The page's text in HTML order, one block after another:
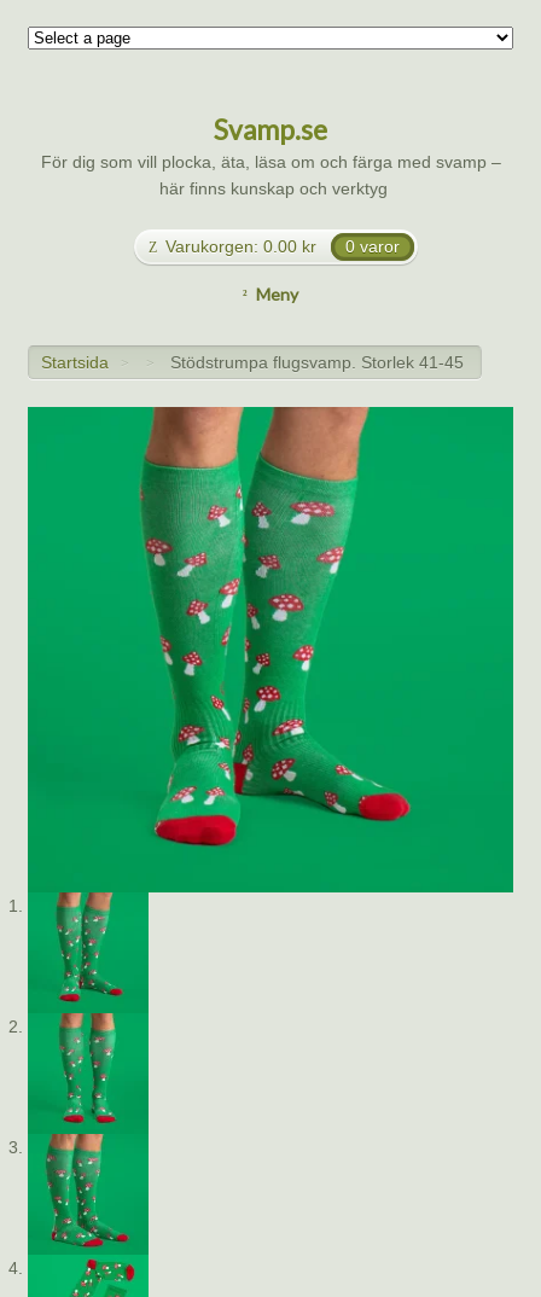
Svamp.se
För dig som vill plocka, äta, läsa om och färga med svamp –
här finns kunskap och verktyg
Varukorgen: 0.00 kr 0 varor
Meny
Startsida > > Stödstrumpa flugsvamp. Storlek 41-45